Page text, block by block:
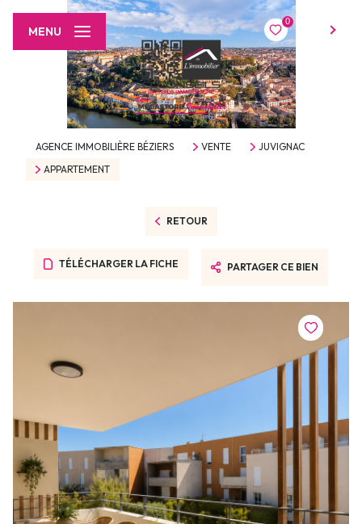
0
MENU
AGENCE IMMOBILIÈRE BÉZIERS VENTE
JUVIGNAC
APPARTEMENT
RETOUR
TÉLÉCHARGER LA FICHE PARTAGER CE BIEN